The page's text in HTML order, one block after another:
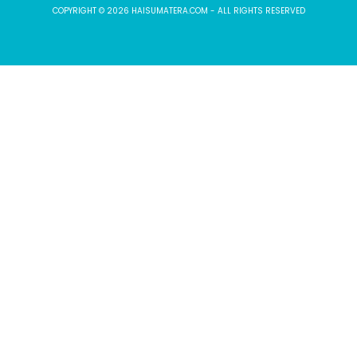
COPYRIGHT © 2026 HAISUMATERA.COM - ALL RIGHTS RESERVED